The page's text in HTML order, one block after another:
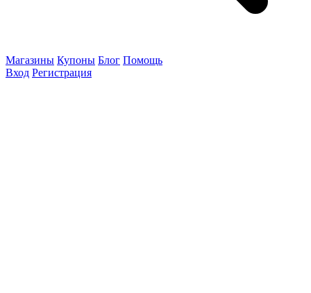
Магазины Купоны Блог Помощь
Вход Регистрация